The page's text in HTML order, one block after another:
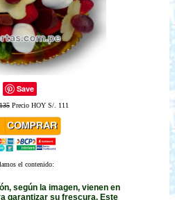
Save
Precio HOY S/. 111
el contenido:
según la imagen, vienen en
garantizar su frescura. Este